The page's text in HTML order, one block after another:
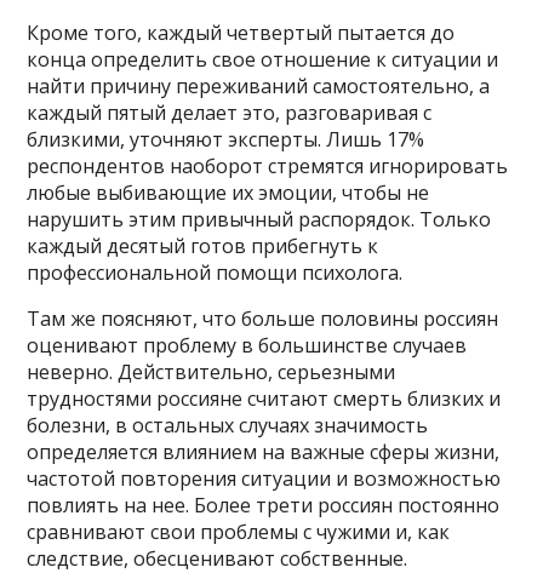
Кроме того, каждый четвертый пытается до
конца определить свое отношение к ситуации и
найти причину переживаний самостоятельно, а
каждый пятый делает это, разговаривая с
близкими, уточняют эксперты. Лишь 17%
респондентов наоборот стремятся игнорировать
любые выбивающие их эмоции, чтобы не
нарушить этим привычный распорядок. Только
каждый десятый готов прибегнуть к
профессиональной помощи психолога.
Там же поясняют, что больше половины россиян
оценивают проблему в большинстве случаев
неверно. Действительно, серьезными
трудностями россияне считают смерть близких и
болезни, в остальных случаях значимость
определяется влиянием на важные сферы жизни,
частотой повторения ситуации и возможностью
повлиять на нее. Более трети россиян постоянно
сравнивают свои проблемы с чужими и, как
следствие, обесценивают собственные.